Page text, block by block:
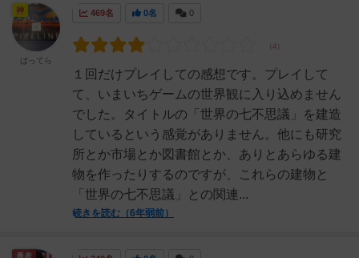
469名 0名 0
１回だけプレイしての感想です。プレイして
て、いまいちゲームの世界観に入り込めません
でした。タイトルの「世界の七不思議」を建造
しているという感覚がありません。他にも研究
所とか市場とか図書館とか、ありとあらゆる建
物を作ったりするのですが、これらの建物と
「世界の七不思議」との関連...
続きを読む（6年弱前）
神
ばってら